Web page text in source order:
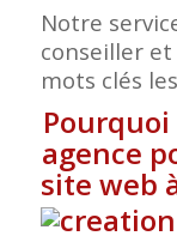
Notre
conseiller et
mots clés
agence
site web